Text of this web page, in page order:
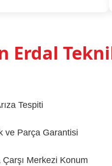
Erdal
Tespiti
ve Parça Garantisi
Çarşı Merkezi Konum